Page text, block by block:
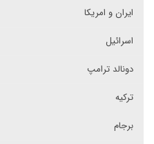
ایران و امریکا
اسرائیل
دونالد ترامپ
ترکیه
برجام